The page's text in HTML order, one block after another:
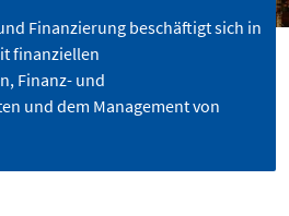
Finanzierung beschäftigt sich in
finanziellen
Finanz- und
und dem Management von